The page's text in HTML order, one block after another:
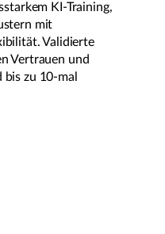
KI-Training,
mit
Validierte
Vertrauen und
zu 10-mal